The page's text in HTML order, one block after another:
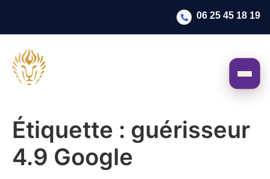
06 25 45 18 19
Étiquette : guérisseur
4.9 Google